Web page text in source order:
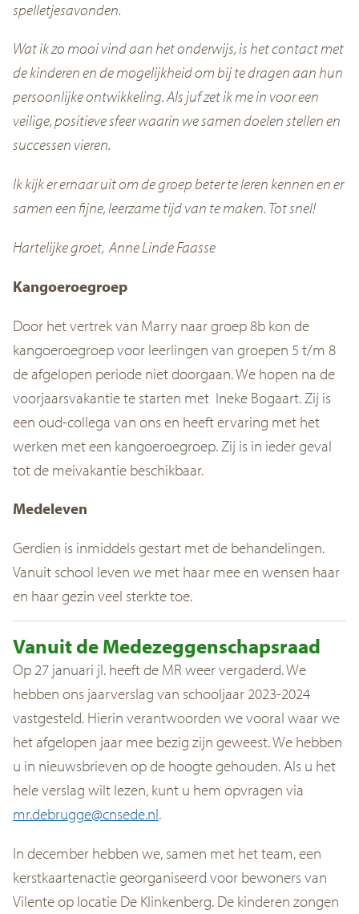
spelletjesavonden.
Wat ik zo mooi vind aan het onderwijs, is het contact met
de kinderen en de mogelijkheid om bij te dragen aan hun
persoonlijke ontwikkeling. Als juf zet ik me in voor een
veilige, positieve sfeer waarin we samen doelen stellen en
successen vieren.
Ik kijk er ernaar uit om de groep beter te leren kennen en er
samen een fijne, leerzame tijd van te maken. Tot snel!
Hartelijke groet,Anne Linde Faasse
Kangoeroegroep
Door het vertrek van Marry naar groep 8b kon de
kangoeroegroep voor leerlingen van groepen 5 t/m 8
de afgelopen periode niet doorgaan. We hopen na de
voorjaarsvakantie te starten met Ineke Bogaart. Zij is
een oud-collega van ons en heeft ervaring met het
werken met een kangoeroegroep. Zij is in ieder geval
tot de meivakantie beschikbaar.
Medeleven
Gerdien is inmiddels gestart met de behandelingen.
Vanuit school leven we met haar mee en wensen haar
en haar gezin veel sterkte toe.
Vanuit de Medezeggenschapsraad
Op 27 januari jl. heeft de MR weer vergaderd. We
hebben ons jaarverslag van schooljaar 2023-2024
vastgesteld. Hierin verantwoorden we vooral waar we
het afgelopen jaar mee bezig zijn geweest. We hebben
u in nieuwsbrieven op de hoogte gehouden. Als u het
hele verslag wilt lezen, kunt u hem opvragen via
mr.debrugge@cnsede.nl.
In december hebben we, samen met het team, een
kerstkaartenactie georganiseerd voor bewoners van
Vilente op locatie De Klinkenberg. De kinderen zongen